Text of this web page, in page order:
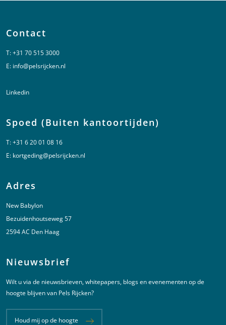
Contact
T:+31 70 515 3000
E: info@pelsrijcken.nl
Linkedin
Spoed (Buiten kantoortijden)
T:+31 6 20 01 08 16
E: kortgeding@pelsrijcken.nl
Adres
New Babylon
Bezuidenhoutseweg 57
2594 AC Den Haag
Nieuwsbrief
Wilt u via de nieuwsbrieven, whitepapers, blogs en evenementen op de
hoogte blijven van Pels Rijcken?
Houd mij op de hoogte